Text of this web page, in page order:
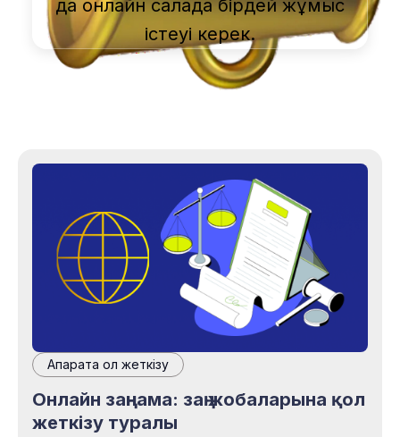
да онлайн салада бірдей жұмыс
істеуі керек.
Ақпаратқа қол жеткізу
Онлайн заңнама: заң жобаларына қол
жеткізу туралы